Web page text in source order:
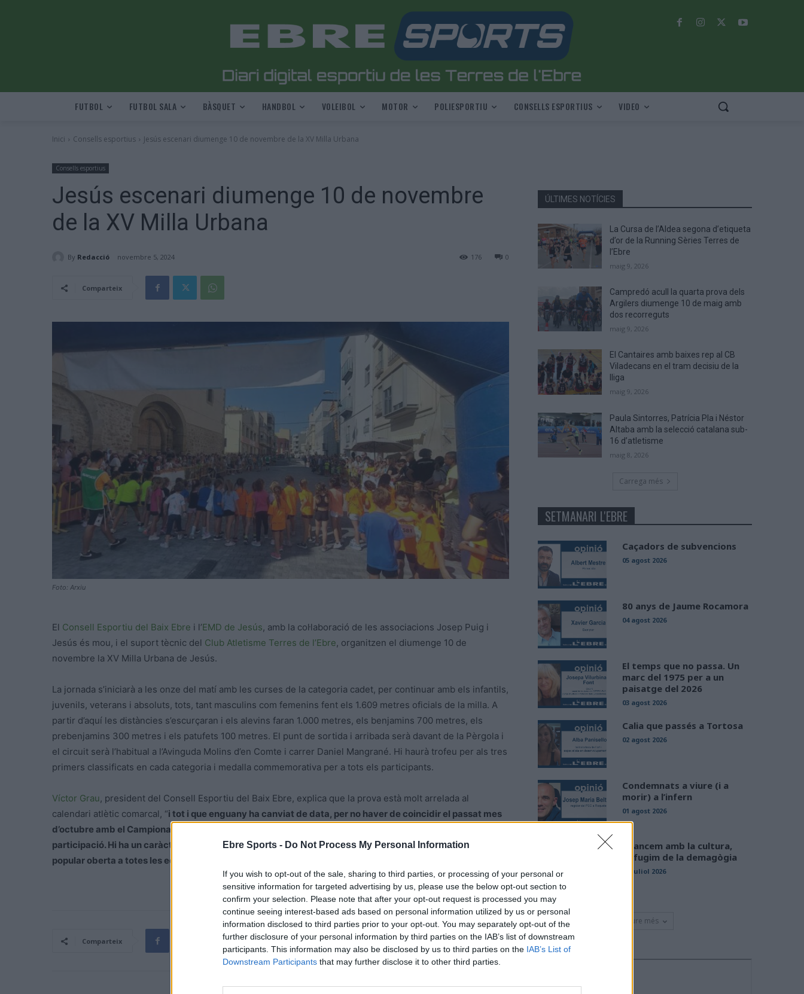
Ebre Sports - Do Not Process My Personal Information
If you wish to opt-out of the sale, sharing to third parties, or processing of your personal or
sensitive information for targeted advertising by us, please use the below opt-out section to
confirm your selection. Please note that after your opt-out request is processed you may
continue seeing interest-based ads based on personal information utilized by us or personal
information disclosed to third parties prior to your opt-out. You may separately opt-out of the
further disclosure of your personal information by third parties on the IAB’s list of downstream
participants. This information may also be disclosed by us to third parties on the IAB’s List of
Downstream Participants that may further disclose it to other third parties.
FUTBOL FUTBOL SALA BÀSQUET HANDBOL VOLEIBOL MOTOR POLIESPORTIU CONSELLS ESPORTIUS VIDEO
Inici Consells esportius Jesús escenari diumenge 10 de novembre de la XV Milla Urbana
Consells esportius
Jesús escenari diumenge 10 de novembre
de la XV Milla Urbana
By Redacció novembre 5, 2024 0
176
Comparteix
Foto: Arxiu
El Consell Esportiu del Baix Ebre i l’EMD de Jesús, amb la col·laboració de les associacions Josep Puig i
Jesús és mou, i el suport tècnic del Club Atletisme Terres de l’Ebre, organitzen el diumenge 10 de
novembre la XV Milla Urbana de Jesús.
La jornada s’iniciarà a les onze del matí amb les curses de la categoria cadet, per continuar amb els infantils,
juvenils, veterans i absoluts, tots, tant masculins com femenins fent els 1.609 metres oficials de la milla. A
partir d’aquí les distàncies s’escurçaran i els alevins faran 1.000 metres, els benjamins 700 metres, els
prebenjamins 300 metres i els patufets 100 metres. El punt de sortida i arribada serà davant de la Pèrgola i
el circuit serà l’habitual a l’Avinguda Molins d’en Comte i carrer Daniel Mangrané. Hi haurà trofeu per als tres
primers classificats en cada categoria i medalla commemorativa per a tots els participants.
Víctor Grau, president del Consell Esportiu del Baix Ebre, explica que la prova està molt arrelada al
calendari atlètic comarcal, “i tot i que enguany ha canviat de data, per no haver de coincidir el passat mes
d’octubre amb el Campionat de Catalunya de Cros per equips celebrat a Tortosa, s’espera una bona
participació. Hi ha un caràcter competitiu, però per damunt de tot es tracta de viure una matinal d’esport
popular oberta a totes les edats
Comparteix
ÚLTIMES NOTÍCIES
La Cursa de l’Aldea segona d’etiqueta
d’or de la Running Sèries Terres de
l’Ebre
maig 9, 2026
Campredó acull la quarta prova dels
Argilers diumenge 10 de maig amb
dos recorreguts
maig 9, 2026
El Cantaires amb baixes rep al CB
Viladecans en el tram decisiu de la
lliga
maig 9, 2026
Paula Sintorres, Patrícia Pla i Néstor
Altaba amb la selecció catalana sub-
16 d’atletisme
maig 8, 2026
Carrega més
SETMANARI L'EBRE
Caçadors de subvencions
05 agost 2026
80 anys de Jaume Rocamora
04 agost 2026
El temps que no passa. Un
marc del 1975 per a un
paisatge del 2026
03 agost 2026
Calia que passés a Tortosa
02 agost 2026
Condemnats a viure (i a
morir) a l’infern
01 agost 2026
Avancem amb la cultura,
defugim de la demagògia
31 juliol 2026
Veure més